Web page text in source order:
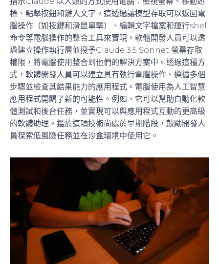
標、點擊按鈕和鍵入文字。這透過讓模型存取可以返回電
腦操作（如按鍵和滑鼠單擊）、編輯文字檔案和運行shell
命令等電腦操作的整合工具來實現。軟體開發人員可以透
過建立操作執行層並授予Claude 3.5 Sonnet 螢幕存取
權限，將電腦使用整合到他們的解決方案中。透過這種方
式，軟體開發人員可以建立具有執行電腦操作、遵循多個
步驟並檢查其結果能力的應用程式。電腦使用為人工智慧
應用程式開闢了新的可能性。例如，它可以幫助自動化軟
體測試和後台任務，並實現可以與應用程式互動的更高級
的軟體助理。鑑於這項技術尚處於早期階段，鼓勵開發人
員探索低風險任務並在沙盒環境中使用它。